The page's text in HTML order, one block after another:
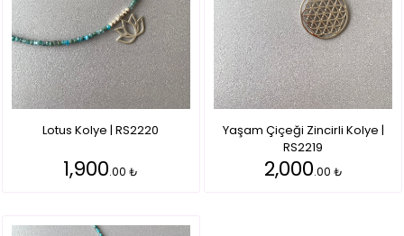
Lotus Kolye | RS2220
1,900.00 ₺
Yaşam Çiçeği Zincirli Kolye |
RS2219
2,000.00 ₺